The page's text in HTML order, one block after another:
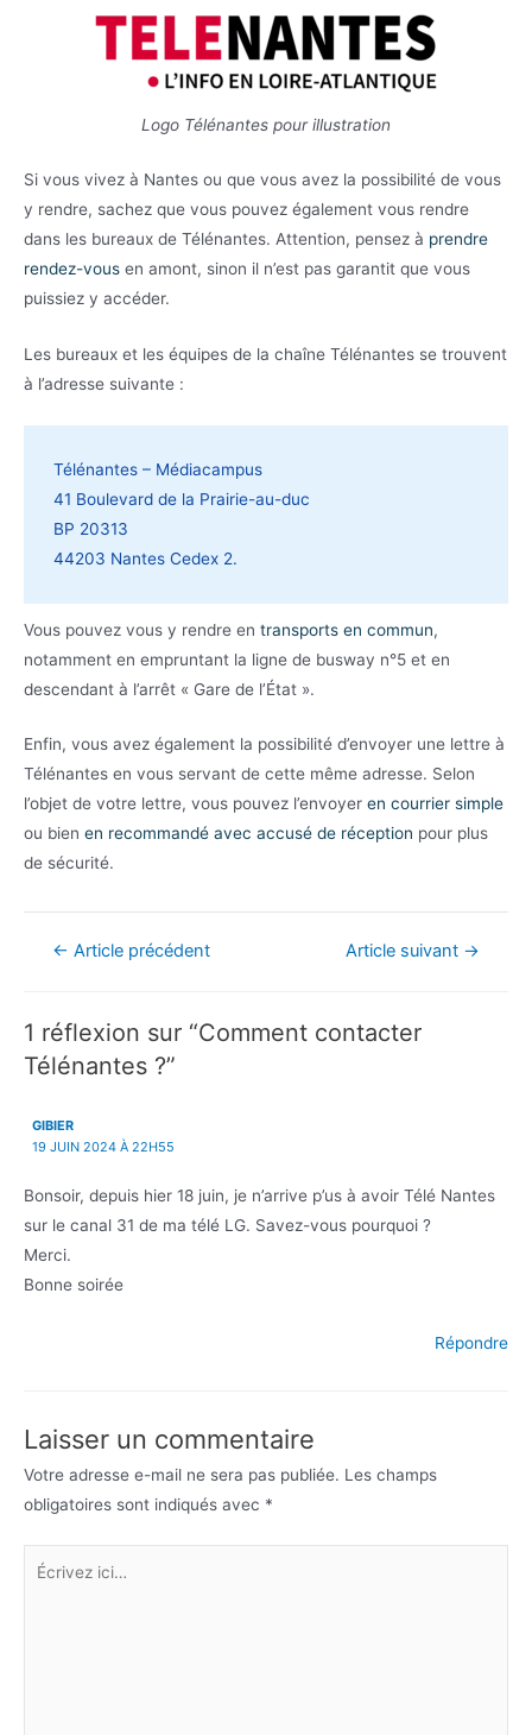
Logo Télénantes pour illustration
Si vous vivez à Nantes ou que vous avez la possibilité de vous
y rendre, sachez que vous pouvez également vous rendre
dans les bureaux de Télénantes. Attention, pensez à prendre
rendez-vous en amont, sinon il n’est pas garantit que vous
puissiez y accéder.
Les bureaux et les équipes de la chaîne Télénantes se trouvent
à l’adresse suivante :
Télénantes – Médiacampus
41 Boulevard de la Prairie-au-duc
BP 20313
44203 Nantes Cedex 2.
Vous pouvez vous y rendre en transports en commun,
notamment en empruntant la ligne de busway n°5 et en
descendant à l’arrêt « Gare de l’État ».
Enfin, vous avez également la possibilité d’envoyer une lettre à
Télénantes en vous servant de cette même adresse. Selon
l’objet de votre lettre, vous pouvez l’envoyer en courrier simple
ou bien en recommandé avec accusé de réception pour plus
de sécurité.
Navigation
← Article précédent Article suivant →
1 réflexion sur “Comment contacter
Télénantes ?”
GIBIER
19 JUIN 2024 À 22H55
Bonsoir, depuis hier 18 juin, je n’arrive p’us à avoir Télé Nantes
sur le canal 31 de ma télé LG. Savez-vous pourquoi ?
Merci.
Bonne soirée
Répondre
Laisser un commentaire
Votre adresse e-mail ne sera pas publiée. Les champs
obligatoires sont indiqués avec *
Écrivez